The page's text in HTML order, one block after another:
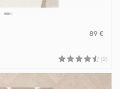
89 €
(2)